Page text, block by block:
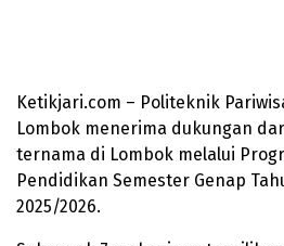
Ketikjari.com – Politeknik
Lombok menerima dukungan
ternama di Lombok melalui
Pendidikan Semester Genap
2025/2026.